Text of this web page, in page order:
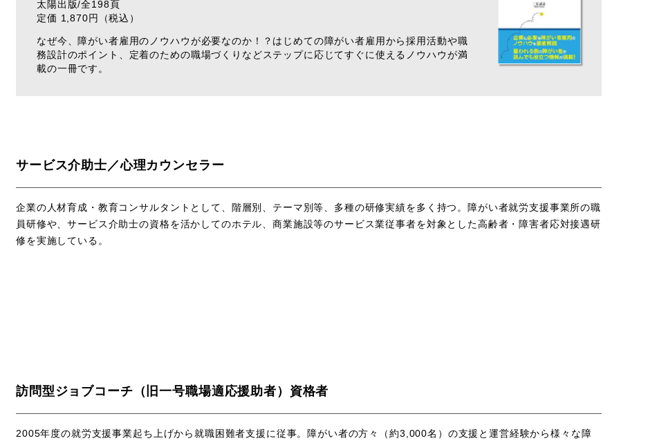
太陽出版/全198頁
定価 1,870円（税込）
なぜ今、障がい者雇用のノウハウが必要なのか！？はじめての障がい者雇用から採用活動や職
務設計のポイント、定着のための職場づくりなどステップに応じてすぐに使えるノウハウが満
載の一冊です。
サービス介助士／心理カウンセラー
企業の人材育成・教育コンサルタントとして、階層別、テーマ別等、多種の研修実績を多く持つ。障がい者就労支援事業所の職
員研修や、サービス介助士の資格を活かしてのホテル、商業施設等のサービス業従事者を対象とした高齢者・障害者応対接遇研
修を実施している。
訪問型ジョブコーチ（旧一号職場適応援助者）資格者
2005年度の就労支援事業起ち上げから就職困難者支援に従事。障がい者の方々（約3,000名）の支援と運営経験から様々な障